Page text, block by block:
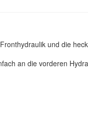
und die
an die vorderen